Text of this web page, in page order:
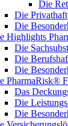
Die
Die
Die
Highlights
Die
Die
Die
PharmaRisk®
Das
Die
Die